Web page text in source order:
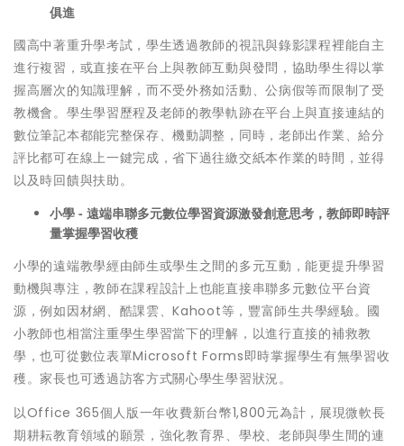
俱進
國高中著重升學考試，學生透過教師的視訊與錄影課程裡能自主
進行複習，或直接在平台上與教師互動與發問，協助學生得以掌
握高層次的知識理解，而不受外務如活動、公病假等而限制了受
教機會。學生學習歷程及老師的教學軌跡在平台上與直接連結的
數位筆記本都能完整保存、機動調整，同時，老師出作業、給分
評比都可在線上一鍵完成，省下過往繳交紙本作業的時間，並得
以及時回饋與扶助。
小學 - 遠端串聯多元數位學習資源激發創意思考，教師即時評
量掌握學習收穫
小學的遠端教學經由師生或學生之間的多元互動，能更提升學習
動機與專注，教師在課程設計上也能直接串聯多元數位平台資
源，例如因材網、酷課雲、Kahoot等，豐富師生共學經驗。國
小教師也相當注重學生學習當下的理解，以進行直接的補救教
學，也可從數位表單Microsoft Forms即時掌握學生有無學習收
穫。家長也可透過訪客方式關心學生學習狀況。
以Office 365個人版一年收費新台幣1,800元為計，展現微軟長
期耕耘教育領域的願景，強化教育界、學校、老師與學生間的連